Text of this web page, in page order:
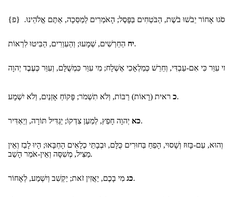
אָחוֹר יֵבֹשׁוּ בֹשֶׁת, הַבֹּטְחִים בַּפָּסֶל; הָאֹמְרִים לְמַסֵּכָה, אַתֶּם אֱלֹהֵינוּ. {פ}
יחהַחֵרְשִׁים, שְׁמָעוּ; וְהַעִוְרִים, הַבִּיטוּ לִרְאוֹת.
כראית (רָאוֹת) רַבּוֹת, וְלֹא תִשְׁמֹר; פָּקוֹחַ אָזְנַיִם, וְלֹא יִשְׁמָע.
כאיְהוָה חָפֵץ, לְמַעַן צִדְקוֹ; יַגְדִּיל תּוֹרָה, וְיַאְדִּיר.
וְהוּא, עַם-בָּזוּז וְשָׁסוּי, הָפֵחַ בַּחוּרִים כֻּלָּם, וּבְבָתֵּי כְלָאִים הָחְבָּאוּ; הָיוּ לָבַז וְאֵין
מַצִּיל, מְשִׁסָּה וְאֵין-אֹמֵר הָשַׁב.
כגמִי בָכֶם, יַאֲזִין זֹאת; יַקְשִׁב וְיִשְׁמַע, לְאָחוֹר.